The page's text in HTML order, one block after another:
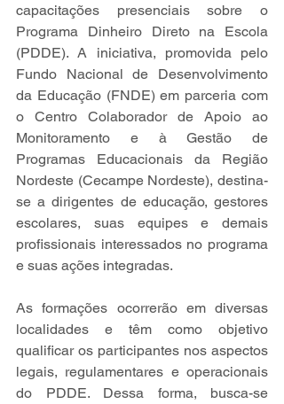
capacitações presenciais sobre o
Programa Dinheiro Direto na Escola
(PDDE). A iniciativa, promovida pelo
Fundo Nacional de Desenvolvimento
da Educação (FNDE) em parceria com
o Centro Colaborador de Apoio ao
Monitoramento e à Gestão de
Programas Educacionais da Região
Nordeste (Cecampe Nordeste), destina-
se a dirigentes de educação, gestores
escolares, suas equipes e demais
profissionais interessados no programa
e suas ações integradas.
As formações ocorrerão em diversas
localidades e têm como objetivo
qualificar os participantes nos aspectos
legais, regulamentares e operacionais
do PDDE. Dessa forma, busca-se